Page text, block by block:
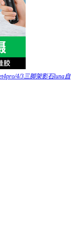
4/3三脚架影石luna自